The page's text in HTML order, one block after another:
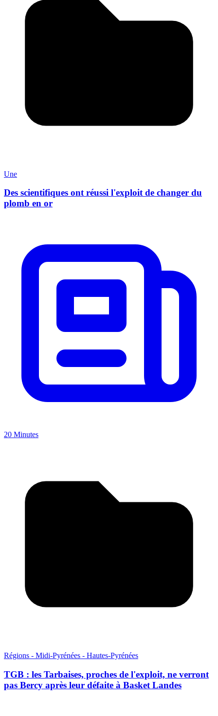
Une
Des scientifiques ont réussi l'exploit de changer du
plomb en or
20 Minutes
Régions - Midi-Pyrénées - Hautes-Pyrénées
TGB : les Tarbaises, proches de l'exploit, ne verront
pas Bercy après leur défaite à Basket Landes